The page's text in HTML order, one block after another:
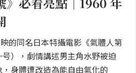
的同名日本特攝電影《氣體人第
），劇情講述男主角水野被迫
身體遭改造為能自由氣化的